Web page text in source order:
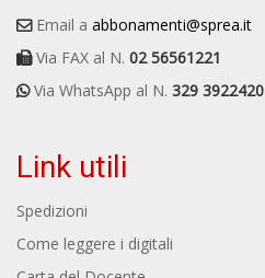
Email a abbonamenti@sprea.it
Via FAX al N. 02 56561221
Via WhatsApp al N. 329 3922420
Link utili
Spedizioni
Come leggere i digitali